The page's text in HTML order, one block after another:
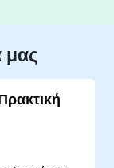
μας